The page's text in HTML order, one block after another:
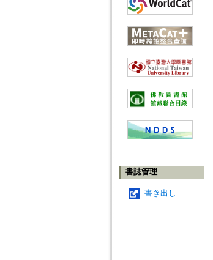
書誌管理
書き出し